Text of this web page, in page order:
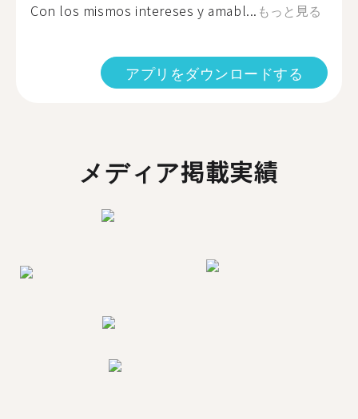
Con los mismos intereses y amabl... もっと見る
アプリをダウンロードする
メディア掲載実績